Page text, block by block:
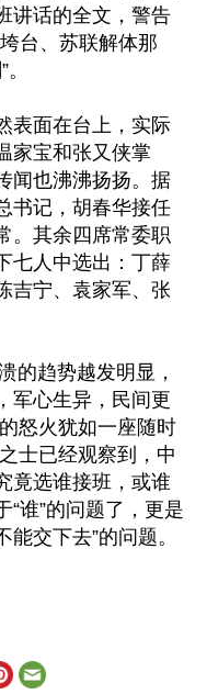
讲话的全文，警告
台、苏联解体那
表面在台上，实际
家宝和张又侠掌
闻也沸沸扬扬。据
书记，胡春华接任
。其余四席常委职
七人中选出：丁薛
吉宁、袁家军、张
的趋势越发明显，
军心生异，民间更
怒火犹如一座随时
士已经观察到，中
竟选谁接班，或谁
谁”的问题了，更是
能交下去”的问题。